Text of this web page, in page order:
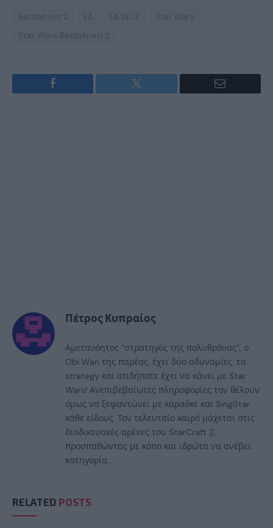
Battlefront 2 EA EA DICE
Star Wars
Star Wars Battlefront 2
Facebook Twitter Email
Πέτρος Κυπραίος
Αμετανόητος “στρατηγός της πολυθρόνας”, ο
Obi Wan της παρέας, έχει δύο αδυναμίες: τα
strategy και οτιδήποτε έχει να κάνει με Star
Wars! Ανεπιβεβαίωτες πληροφορίες τον θέλουν
όμως να ξεφαντώνει με καραόκε και SingStar
κάθε είδους. Τον τελευταίο καιρό μάχεται στις
διαδικτυακές αρένες του StarCraft 2,
προσπαθώντας με κόπο και ιδρώτα να ανέβει
κατηγορία...
RELATED POSTS